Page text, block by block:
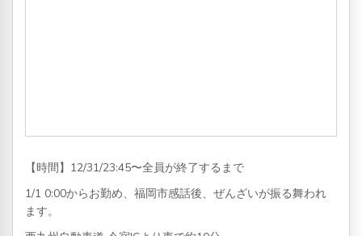
【時間】12/31/23:45〜全員が終了するまで
1/1 0:00からお勤め、福岡市感話後、ぜんざいが振る舞われ
ます。